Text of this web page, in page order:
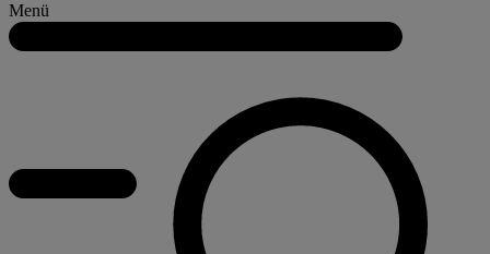
Menü